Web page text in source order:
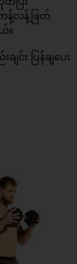
န့်လန့်ဖြတ်
။
င်း ပြန်ချပေး